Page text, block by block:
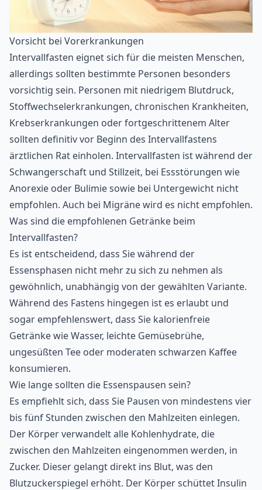
Vorsicht bei Vorerkrankungen
Intervallfasten eignet sich für die meisten Menschen,
allerdings sollten bestimmte Personen besonders
vorsichtig sein. Personen mit niedrigem Blutdruck,
Stoffwechselerkrankungen, chronischen Krankheiten,
Krebserkrankungen oder fortgeschrittenem Alter
sollten definitiv vor Beginn des Intervallfastens
ärztlichen Rat einholen. Intervallfasten ist während der
Schwangerschaft und Stillzeit, bei Essstörungen wie
Anorexie oder Bulimie sowie bei Untergewicht nicht
empfohlen. Auch bei Migräne wird es nicht empfohlen.
Was sind die empfohlenen Getränke beim
Intervallfasten?
Es ist entscheidend, dass Sie während der
Essensphasen nicht mehr zu sich zu nehmen als
gewöhnlich, unabhängig von der gewählten Variante.
Während des Fastens hingegen ist es erlaubt und
sogar empfehlenswert, dass Sie kalorienfreie
Getränke wie Wasser, leichte Gemüsebrühe,
ungesüßten Tee oder moderaten schwarzen Kaffee
konsumieren.
Wie lange sollten die Essenspausen sein?
Es empfiehlt sich, dass Sie Pausen von mindestens vier
bis fünf Stunden zwischen den Mahlzeiten einlegen.
Der Körper verwandelt alle Kohlenhydrate, die
zwischen den Mahlzeiten eingenommen werden, in
Zucker. Dieser gelangt direkt ins Blut, was den
Blutzuckerspiegel erhöht. Der Körper schüttet Insulin